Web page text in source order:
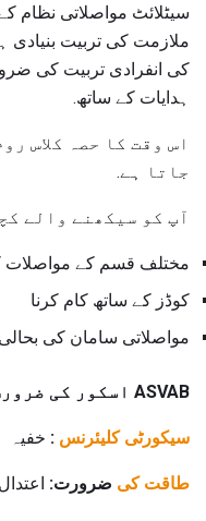
سیٹلائٹ مواصلاتی نظام
کی انفرادی تربیت کی
ہدایات کے ساتھ.
اس وقت کا حصہ کلاس
جاتا ہے.
آپ کو سیکھنے والے
مختلف قسم کے مواصلات
کوڈز کے ساتھ کام کرنا
مواصلاتی سامان کی بحالی
ASVAB اسکور کی ضرورت ہے:
سیکورٹی کلیئرنس : خفیہ
طاقت کی ضرورت: